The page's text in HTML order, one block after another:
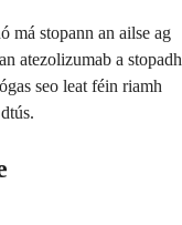
má stopann an ailse ag
atezolizumab a stopadh
seo leat féin riamh